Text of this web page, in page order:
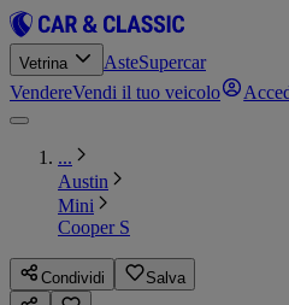
Vetrina AsteSupercar
VendereVendi il tuo veicolo
...
Austin
Mini
Cooper S
Condividi Salva